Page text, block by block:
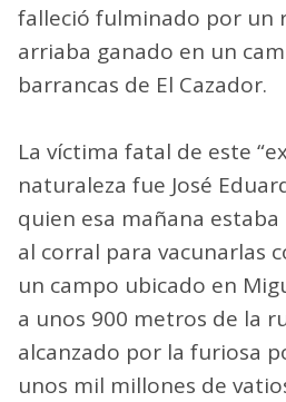
falleció fulminado por un
arriaba ganado en un
barrancas de El Cazador.
La víctima fatal de este
naturaleza fue José
quien esa mañana estaba
al corral para vacunarlas
un campo ubicado en
a unos 900 metros de la
alcanzado por la furiosa
unos mil millones de